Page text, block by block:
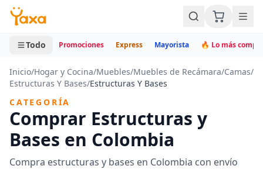
MINI CARRITO
0 productos
Todo Promociones Express Mayorista 🔥 Lo más
Inicio/Hogar y Cocina/Muebles/Muebles de Recámara/Camas/
Estructuras Y Bases/Estructuras Y Bases
CATEGORÍA
Comprar Estructuras y
Bases en Colombia
Compra estructuras y bases en Colombia con envío